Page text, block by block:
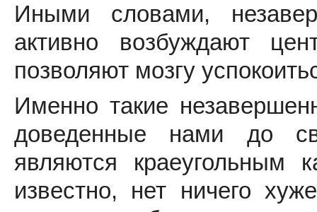
Иными словами,
активно возбуждают
позволяют мозгу
Именно такие
доведенные нами до
являются краеугольным
известно, нет ничего